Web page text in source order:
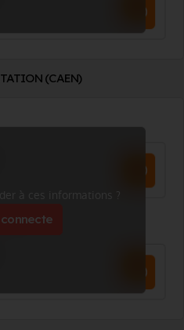
(CAEN)
à ces informations ?